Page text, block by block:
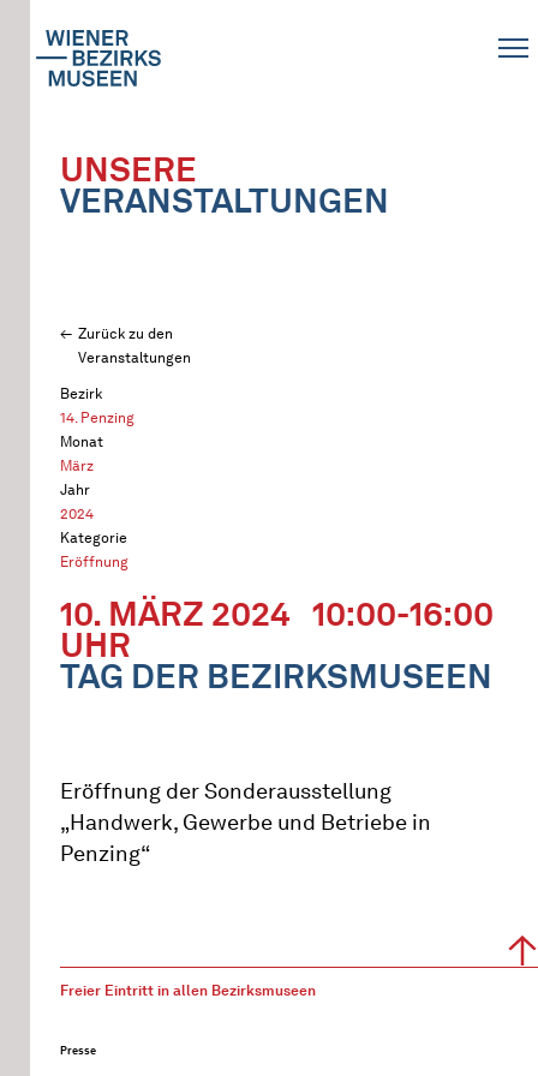
UNSERE
VERANSTALTUNGEN
Zurück zu den
Veranstaltungen
Bezirk
14. Penzing
Monat
März
Jahr
2024
Kategorie
Eröffnung
10. MÄRZ 2024 10:00-16:00
UHR
TAG DER BEZIRKSMUSEEN
Eröffnung der Sonderausstellung
„Handwerk, Gewerbe und Betriebe in
Penzing“
Freier Eintritt in allen Bezirksmuseen
Presse